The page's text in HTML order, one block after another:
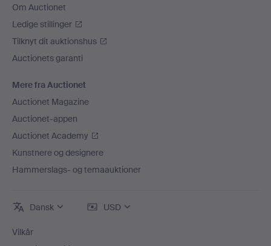
Om Auctionet
Ledige stillinger
Tilknyt dit auktionshus
Auctionets garanti
Mere fra Auctionet
Auctionet Magazine
Auctionet-appen
Auctionet Academy
Kunstnere og designere
Hammerslags- og temaauktioner
Dansk USD
Vilkår